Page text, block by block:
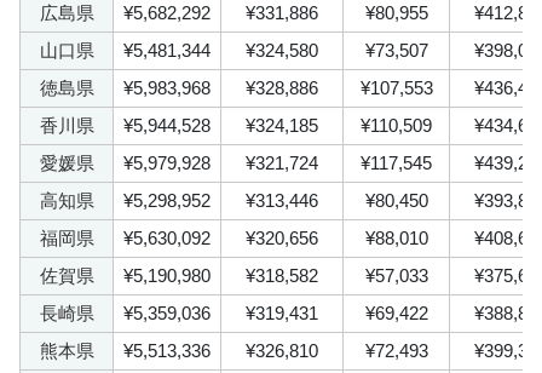
広島県
¥5,682,292 ¥331,886 ¥80,955
山口県
¥5,481,344 ¥324,580 ¥73,507
徳島県
¥5,983,968 ¥328,886 ¥107,553
香川県
¥5,944,528 ¥324,185 ¥110,509
愛媛県
¥5,979,928 ¥321,724 ¥117,545
高知県
¥5,298,952 ¥313,446 ¥80,450
福岡県
¥5,630,092 ¥320,656 ¥88,010
佐賀県
¥5,190,980 ¥318,582 ¥57,033
長崎県
¥5,359,036 ¥319,431 ¥69,422
熊本県
¥5,513,336 ¥326,810 ¥72,493